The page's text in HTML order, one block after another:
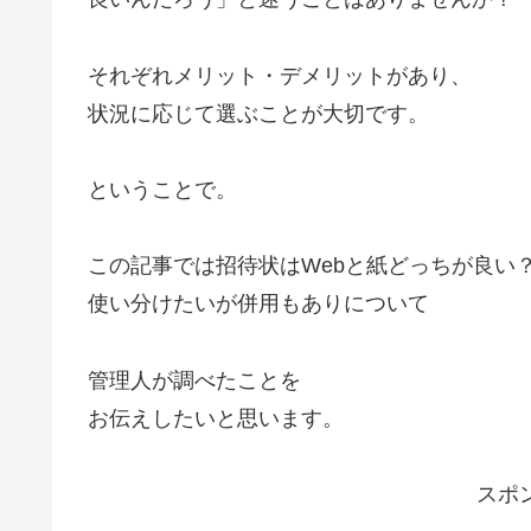
それぞれメリット・デメリットがあり、
状況に応じて選ぶことが大切です。
ということで。
この記事では招待状はWebと紙どっちが良い？
使い分けたいが併用もありについて
管理人が調べたことを
お伝えしたいと思います。
スポ